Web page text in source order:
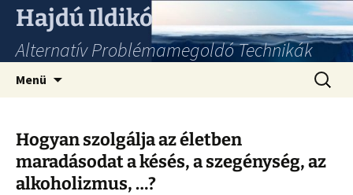
Hajdú Ildikó
Alternatív Problémamegoldó Technikák
Menü
Hogyan szolgálja az életben
maradásodat a késés, a szegénység, az
alkoholizmus, …?